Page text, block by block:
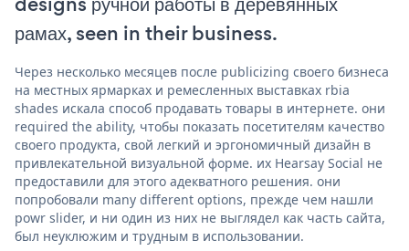
рамах, seen in their business.
Через несколько месяцев после publicizing своего бизнеса
на местных ярмарках и ремесленных выставках rbia
shades искала способ продавать товары в интернете. они
required the ability, чтобы показать посетителям качество
своего продукта, свой легкий и эргономичный дизайн в
привлекательной визуальной форме. их Hearsay Social не
предоставили для этого адекватного решения. они
попробовали many different options, прежде чем нашли
powr slider, и ни один из них не выглядел как часть сайта,
был неуклюжим и трудным в использовании.